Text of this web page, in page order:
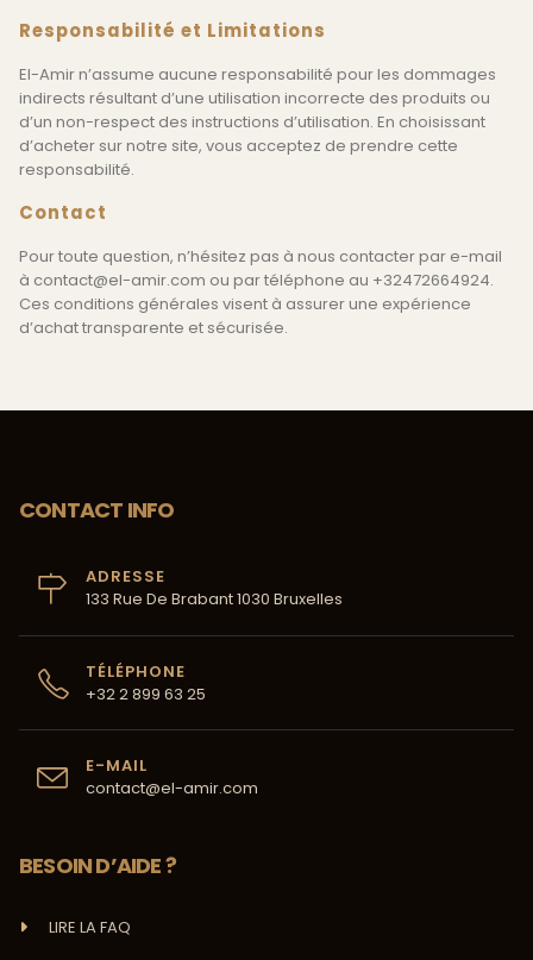
Responsabilité et Limitations
El-Amir n’assume aucune responsabilité pour les dommages
indirects résultant d’une utilisation incorrecte des produits ou
d’un non-respect des instructions d’utilisation. En choisissant
d’acheter sur notre site, vous acceptez de prendre cette
responsabilité.
Contact
Pour toute question, n’hésitez pas à nous contacter par e-mail
à contact@el-amir.com ou par téléphone au +32472664924.
Ces conditions générales visent à assurer une expérience
d’achat transparente et sécurisée.
CONTACT INFO
ADRESSE
133 Rue De Brabant 1030 Bruxelles
TÉLÉPHONE
+32 2 899 63 25
E-MAIL
contact@el-amir.com
BESOIN D’AIDE ?
LIRE LA FAQ